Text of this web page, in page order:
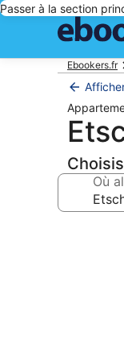
Passer à la section
Ebookers.fr
Où